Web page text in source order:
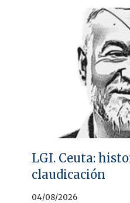
LGI. Ceuta:
claudicación
04/08/2026